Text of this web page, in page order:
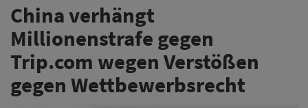
China verhängt
Millionenstrafe gegen
Trip.com wegen Verstößen
gegen Wettbewerbsrecht